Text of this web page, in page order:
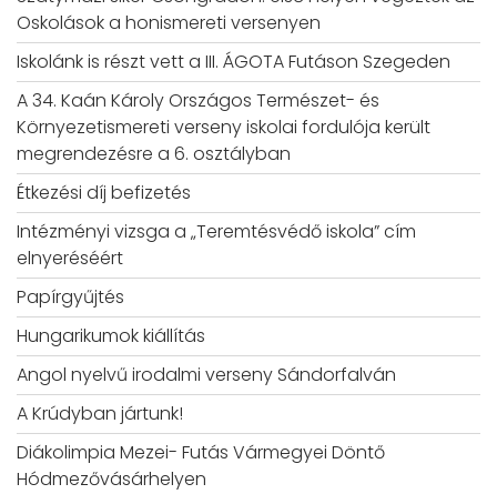
Oskolások a honismereti versenyen
Iskolánk is részt vett a III. ÁGOTA Futáson Szegeden
A 34. Kaán Károly Országos Természet- és
Környezetismereti verseny iskolai fordulója került
megrendezésre a 6. osztályban
Étkezési díj befizetés
Intézményi vizsga a „Teremtésvédő iskola” cím
elnyeréséért
Papírgyűjtés
Hungarikumok kiállítás
Angol nyelvű irodalmi verseny Sándorfalván
A Krúdyban jártunk!
Diákolimpia Mezei- Futás Vármegyei Döntő
Hódmezővásárhelyen